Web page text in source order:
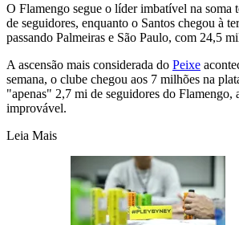
O Flamengo segue o líder imbatível na soma
de seguidores, enquanto o Santos chegou à
passando Palmeiras e São Paulo, com 24,5
A ascensão mais considerada do Peixe
semana, o clube chegou aos 7 milhões na
"apenas" 2,7 mi de seguidores do Flamengo,
improvável.
Leia Mais